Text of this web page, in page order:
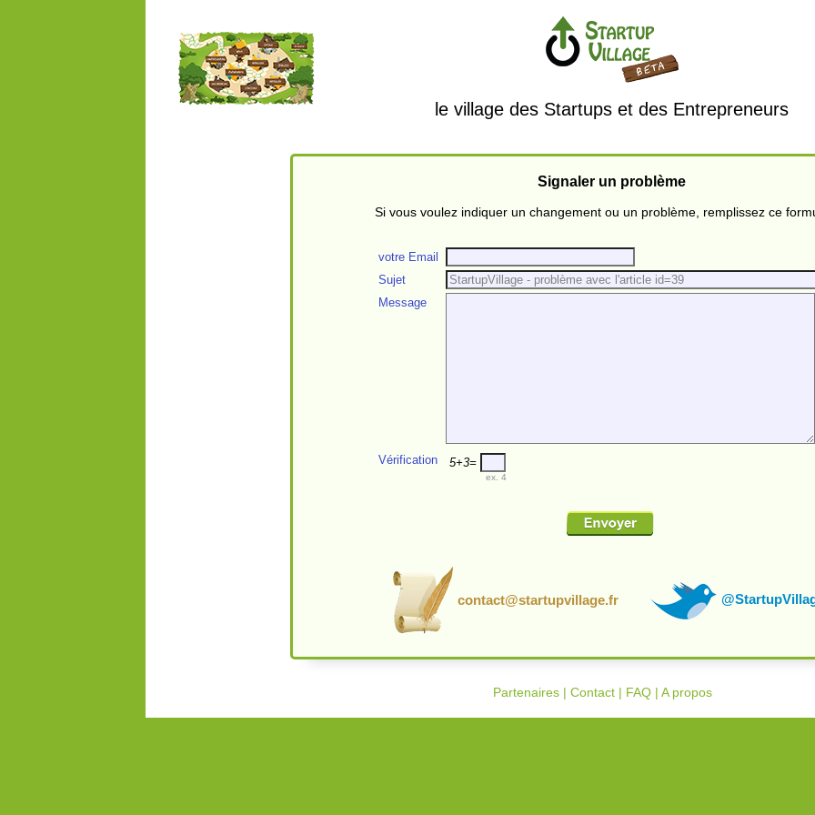
le village des Startups et des Entrepreneurs
Signaler un problème
Si vous voulez indiquer un changement ou un problème, remplissez ce
votre Email
Sujet
Message
Vérification 5+3=
ex. 4
contact@startupvillage.fr
Partenaires | Contact | FAQ | A propos